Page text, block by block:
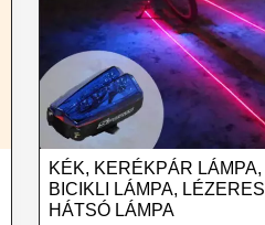
KÉK, KERÉKPÁR LÁMPA,
BICIKLI LÁMPA, LÉZERES
HÁTSÓ LÁMPA